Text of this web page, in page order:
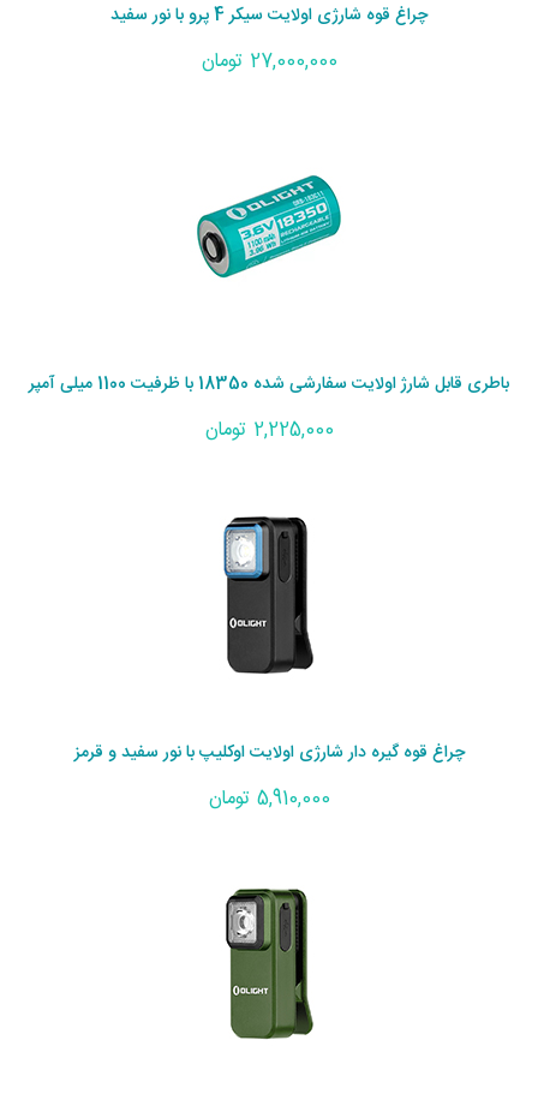
چراغ قوه شارژی اولایت سیکر 4 پرو با نور سفید
27,000,000 تومان
باطری قابل شارژ اولایت سفارشی شده 18350 با ظرفیت 1100 میلی آمپر
2,225,000 تومان
چراغ قوه گیره دار شارژی اولایت اوکلیپ با نور سفید و قرمز
5,910,000 تومان